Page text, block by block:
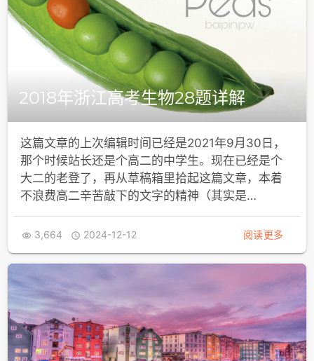
2018年浙江高考生物28题详解
这篇文章的上次编辑时间已经是2021年9月30日，
那个时候站长还是个高二的中学生。现在已经是个
大二的老登了，再从草稿箱里拾起这篇文章，本着
不浪费高二辛苦敲下的文字的精神（其实是…
 3,664  2024-12-12 阅读更多